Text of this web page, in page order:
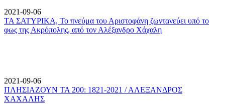
2021-09-06
ΤΑ ΣΑΤΥΡΙΚΑ, Το πνεύμα του Αριστοφάνη ζωντανεύει υπό το
φως της Ακρόπολης, από τον Αλέξανδρο Χάχαλη
2021-09-06
ΠΛΗΣΙΑΖΟΥΝ ΤΑ 200: 1821-2021 / ΑΛΕΞΑΝΔΡΟΣ
ΧΑΧΑΛΗΣ